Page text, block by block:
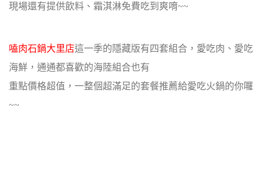
現場還有提供飲料、霜淇淋免費吃到爽唷~~
嗑肉石鍋大里店這一季的隱藏版有四套組合，愛吃肉、愛吃
海鮮，通通都喜歡的海陸組合也有
重點價格超值，一整個超滿足的套餐推薦給愛吃火鍋的你囉
~~